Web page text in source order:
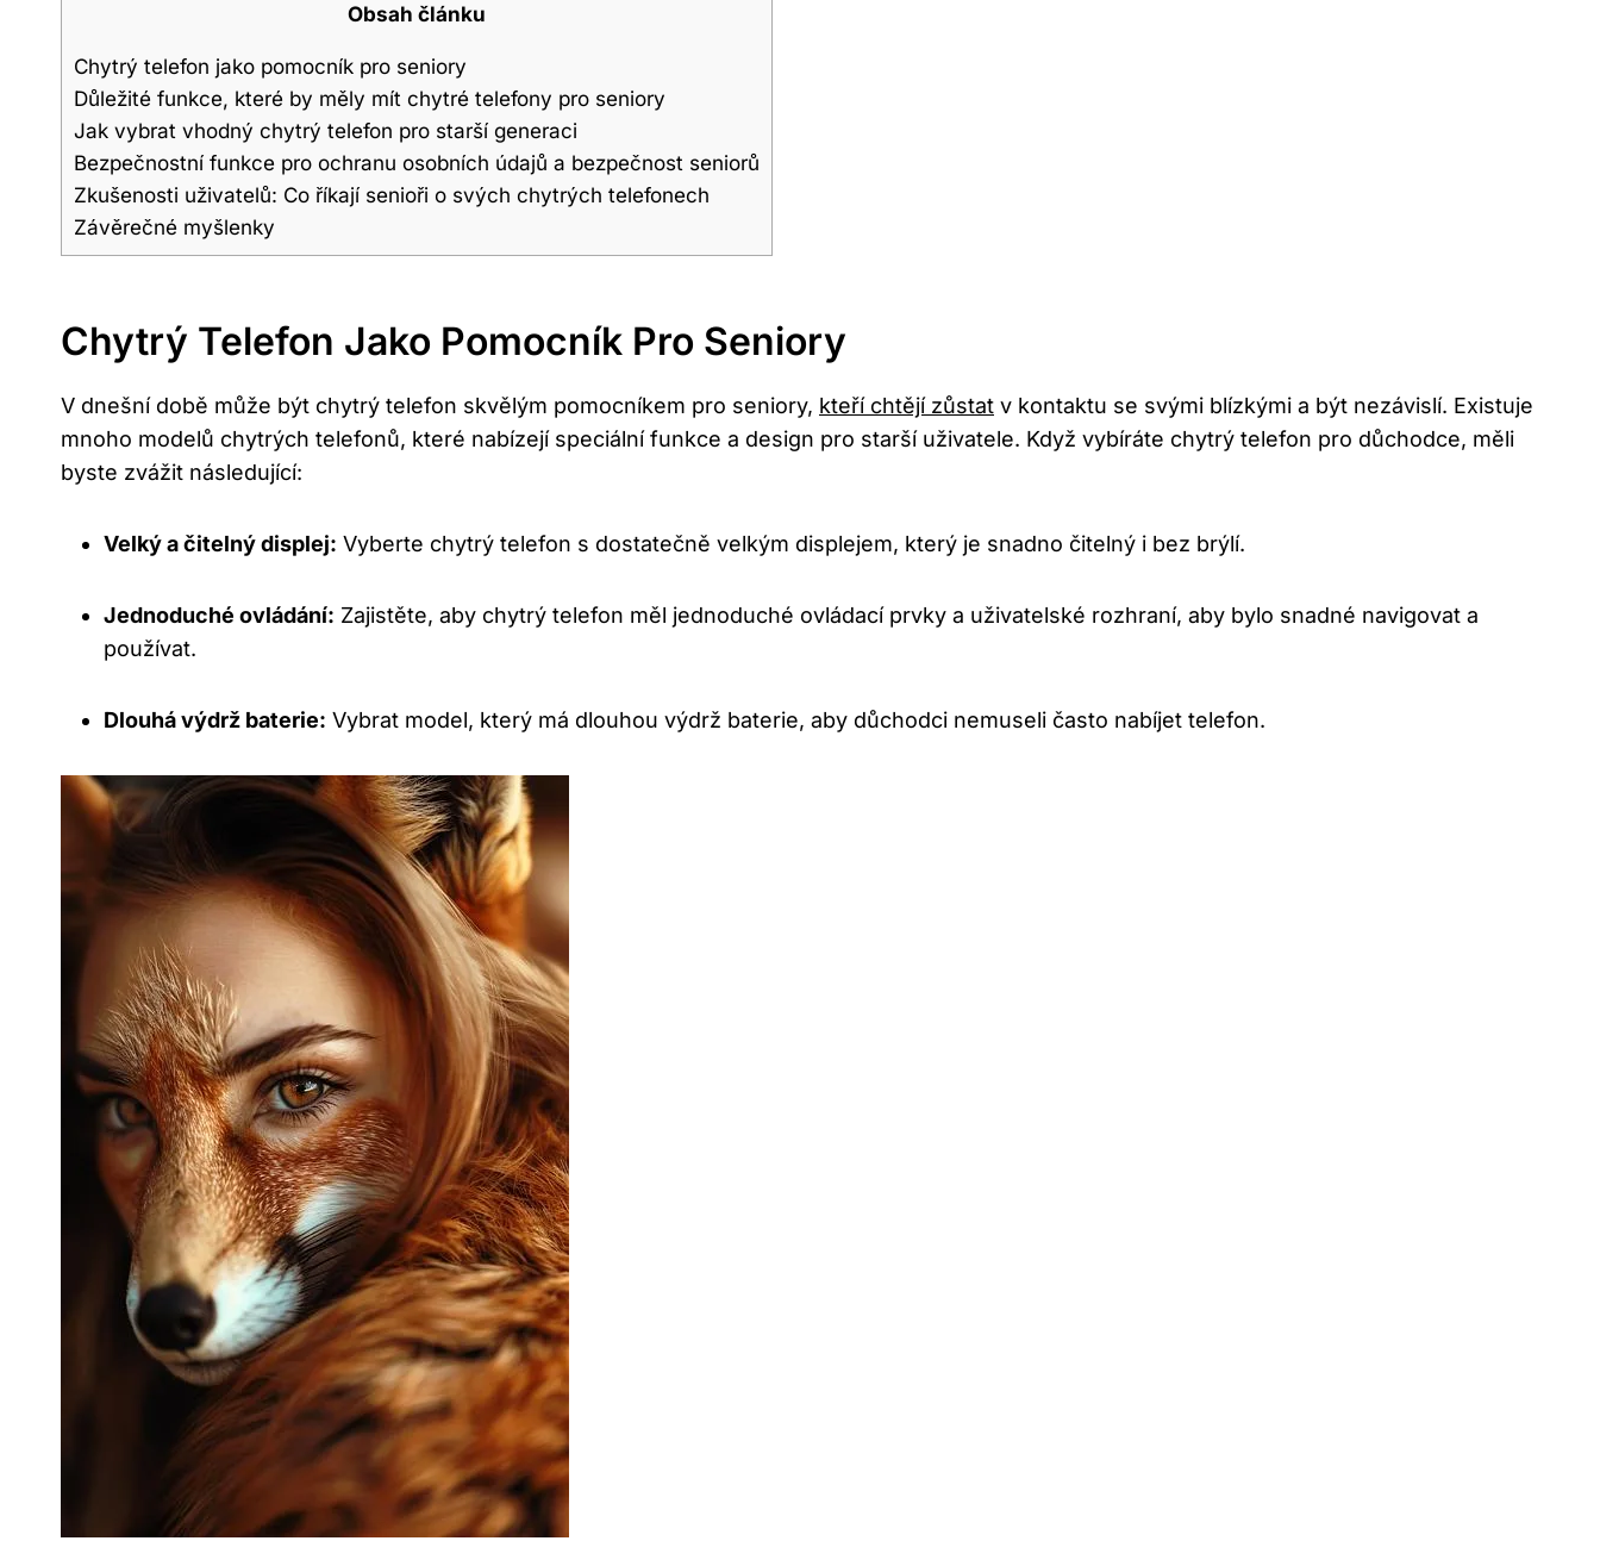
Obsah článku
Chytrý telefon jako pomocník pro seniory
Důležité funkce, které by měly mít chytré telefony pro seniory
Jak vybrat vhodný chytrý telefon pro starší generaci
Bezpečnostní funkce pro ochranu osobních údajů a bezpečnost seniorů
Zkušenosti uživatelů: Co říkají senioři o svých chytrých telefonech
Závěrečné myšlenky
Chytrý Telefon Jako Pomocník Pro Seniory
V dnešní době může být chytrý telefon skvělým pomocníkem pro seniory, kteří chtějí zůstat v kontaktu se svými blízkými a být nezávislí. Existuje
mnoho modelů chytrých telefonů, které nabízejí speciální funkce a design pro starší uživatele. Když vybíráte chytrý telefon pro důchodce, měli
byste zvážit následující:
Velký a čitelný displej: Vyberte chytrý telefon s dostatečně velkým displejem, který je snadno čitelný i bez brýlí.
Jednoduché ovládání: Zajistěte, aby chytrý telefon měl jednoduché ovládací prvky a uživatelské rozhraní, aby bylo snadné navigovat a
používat.
Dlouhá výdrž baterie: Vybrat model, který má dlouhou výdrž baterie, aby důchodci nemuseli často nabíjet telefon.